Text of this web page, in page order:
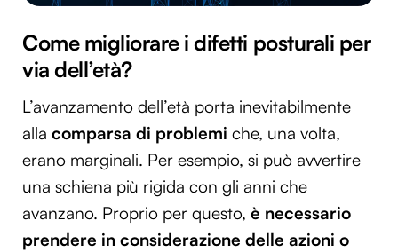
Come migliorare i difetti posturali per
via dell’età?
L’avanzamento dell’età porta inevitabilmente
alla comparsa di problemi che, una volta,
erano marginali. Per esempio, si può avvertire
una schiena più rigida con gli anni che
avanzano. Proprio per questo, è necessario
prendere in considerazione delle azioni o